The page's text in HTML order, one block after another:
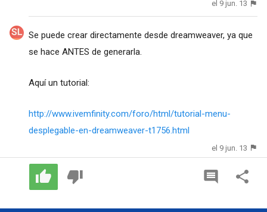
el 9 jun. 13
Se puede crear directamente desde dreamweaver, ya que
se hace ANTES de generarla.
Aquí un tutorial:
http://www.ivemfinity.com/foro/html/tutorial-menu-
desplegable-en-dreamweaver-t1756.html
el 9 jun. 13